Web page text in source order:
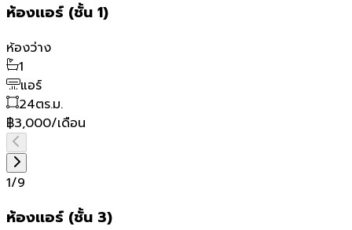
ห้องเเอร์ (ชั้น 1)
ห้องว่าง
1
แอร์
24ตร.ม.
฿3,000/เดือน
1/9
ห้องเเอร์ (ชั้น 3)